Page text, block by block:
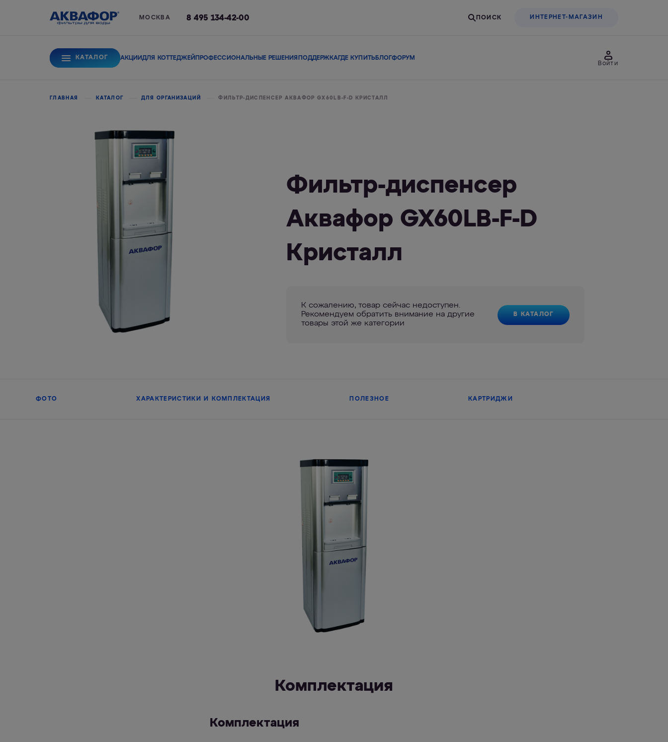
МОСКВА 8 495 134-42-00 ИНТЕРНЕТ-МАГАЗИН
КАТАЛОГ АКЦИИДЛЯ КОТТЕДЖЕЙ ПРОФЕССИОНАЛЬНЫЕ РЕШЕНИЯ ПОДДЕРЖКАГДЕ КУПИТЬ БЛОГФОРУМ
Войти
Для питьевой водыСменные модулиМагистральные фильтрыВ коттедж
ГЛАВНАЯ КАТАЛОГ ДЛЯ ОРГАНИЗАЦИЙ ФИЛЬТР-ДИСПЕНСЕР АКВАФОР GX60LB-F-D КРИСТАЛЛ
Фильтр-диспенсер
Аквафор GX60LB-F-D
Кристалл
К сожалению, товар сейчас недоступен.
Рекомендуем обратить внимание на другие
товары этой же категории
В КАТАЛОГ
ФОТО ХАРАКТЕРИСТИКИ И КОМПЛЕКТАЦИЯ ПОЛЕЗНОЕ КАРТРИДЖИ
Комплектация
Комплектация